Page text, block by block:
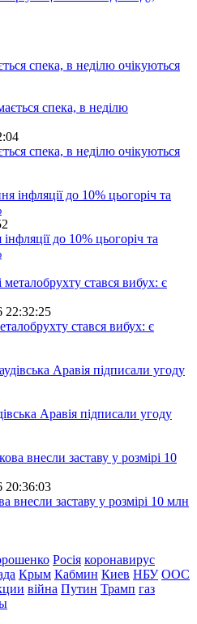
спека, в неділю очікуються
спека, в неділю очікуються
до 10% цьогоріч та
22:32:25
стався вибух: є
Аравія підписали угоду
20:36:03
внесли заставу у розмірі 10 млн
Росія коронавирус
Крым Кабмин Киев НБУ ООС
війна Путин Трамп газ